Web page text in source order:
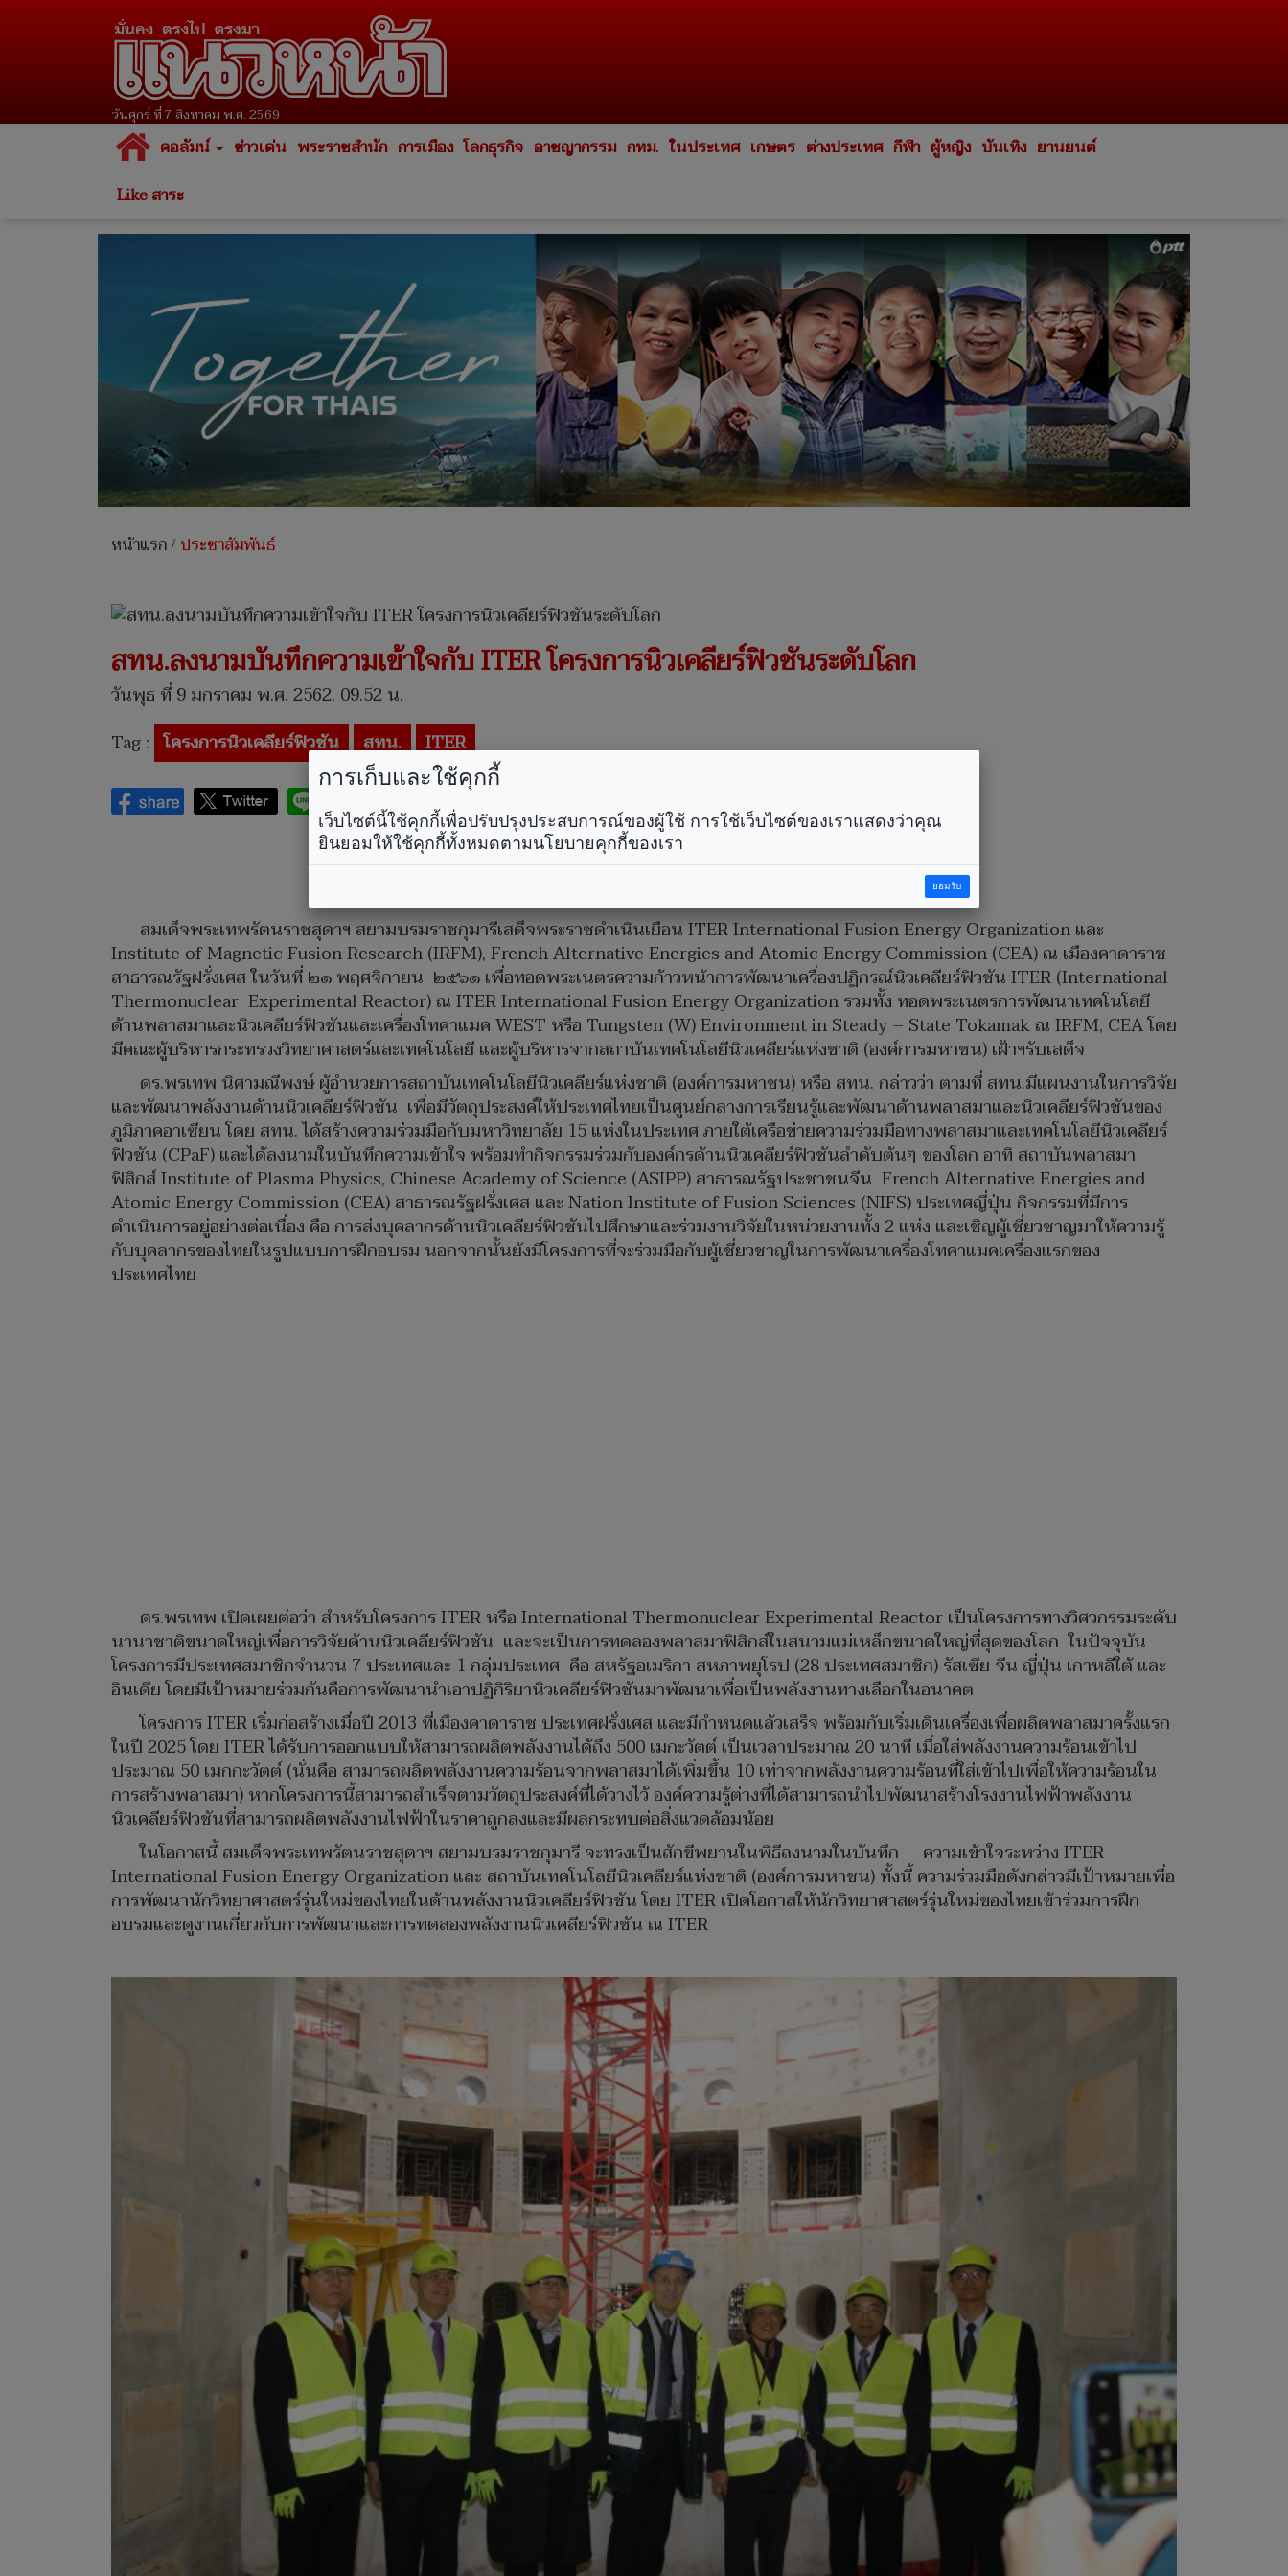
วันศุกร์ ที่ 7 สิงหาคม พ.ศ. 2569
คอลัมน์ ข่าวเด่น พระราชสำนัก การเมือง โลกธุรกิจ อาชญากรรม กทม. ในประเทศ เกษตร ต่างประเทศ กีฬา ผู้หญิง บันเทิง ยานยนต์
Like สาระ
หน้าแรก/ประชาสัมพันธ์
สทน.ลงนามบันทึกความเข้าใจกับ ITER โครงการนิวเคลียร์ฟิวชันระดับโลก
วันพุธ ที่ 9 มกราคม พ.ศ. 2562, 09.52 น.
Tag : โครงการนิวเคลียร์ฟิวชัน สทน. ITER
สทน.ลงนามบันทึกความเข้าใจกับ ITER โครงการนิวเคลียร์ฟิวชันระดับโลก
สมเด็จพระเทพรัตนราชสุดาฯ สยามบรมราชกุมารีเสด็จพระราชดำเนินเยือน ITER International Fusion Energy Organization และ
Institute of Magnetic Fusion Research (IRFM), French Alternative Energies and Atomic Energy Commission (CEA) ณ เมืองคาดาราช
สาธารณรัฐฝรั่งเศส ในวันที่ ๒๑ พฤศจิกายน ๒๕๖๑ เพื่อทอดพระเนตรความก้าวหน้าการพัฒนาเครื่องปฏิกรณ์นิวเคลียร์ฟิวชัน ITER (International
Thermonuclear Experimental Reactor) ณ ITER International Fusion Energy Organization รวมทั้ง ทอดพระเนตรการพัฒนาเทคโนโลยี
ด้านพลาสมาและนิวเคลียร์ฟิวชันและเครื่องโทคาแมค WEST หรือ Tungsten (W) Environment in Steady – State Tokamak ณ IRFM, CEA โดย
มีคณะผู้บริหารกระทรวงวิทยาศาสตร์และเทคโนโลยี และผู้บริหารจากสถาบันเทคโนโลยีนิวเคลียร์แห่งชาติ (องค์การมหาชน) เฝ้าฯรับเสด็จ
ดร.พรเทพ นิศามณีพงษ์ ผู้อำนวยการสถาบันเทคโนโลยีนิวเคลียร์แห่งชาติ (องค์การมหาชน) หรือ สทน. กล่าวว่า ตามที่ สทน.มีแผนงานในการวิจัย
และพัฒนาพลังงานด้านนิวเคลียร์ฟิวชัน เพื่อมีวัตถุประสงค์ให้ประเทศไทยเป็นศูนย์กลางการเรียนรู้และพัฒนาด้านพลาสมาและนิวเคลียร์ฟิวชันของ
ภูมิภาคอาเซียน โดย สทน. ได้สร้างความร่วมมือกับมหาวิทยาลัย 15 แห่งในประเทศ ภายใต้เครือข่ายความร่วมมือทางพลาสมาและเทคโนโลยีนิวเคลียร์
ฟิวชัน (CPaF) และได้ลงนามในบันทึกความเข้าใจ พร้อมทำกิจกรรมร่วมกับองค์กรด้านนิวเคลียร์ฟิวชันลำดับต้นๆ ของโลก อาทิ สถาบันพลาสมา
ฟิสิกส์ Institute of Plasma Physics, Chinese Academy of Science (ASIPP) สาธารณรัฐประชาชนจีน French Alternative Energies and
Atomic Energy Commission (CEA) สาธารณรัฐฝรั่งเศส และ Nation Institute of Fusion Sciences (NIFS) ประเทศญี่ปุ่น กิจกรรมที่มีการ
ดำเนินการอยู่อย่างต่อเนื่อง คือ การส่งบุคลากรด้านนิวเคลียร์ฟิวชันไปศึกษาและร่วมงานวิจัยในหน่วยงานทั้ง 2 แห่ง และเชิญผู้เชี่ยวชาญมาให้ความรู้
กับบุคลากรของไทยในรูปแบบการฝึกอบรม นอกจากนั้นยังมีโครงการที่จะร่วมมือกับผู้เชี่ยวชาญในการพัฒนาเครื่องโทคาแมคเครื่องแรกของ
ประเทศไทย
ดร.พรเทพ เปิดเผยต่อว่า สำหรับโครงการ ITER หรือ International Thermonuclear Experimental Reactor เป็นโครงการทางวิศวกรรมระดับ
นานาชาติขนาดใหญ่เพื่อการวิจัยด้านนิวเคลียร์ฟิวชัน และจะเป็นการทดลองพลาสมาฟิสิกส์ในสนามแม่เหล็กขนาดใหญ่ที่สุดของโลก ในปัจจุบัน
โครงการมีประเทศสมาชิกจำนวน 7 ประเทศและ 1 กลุ่มประเทศ คือ สหรัฐอเมริกา สหภาพยุโรป (28 ประเทศสมาชิก) รัสเซีย จีน ญี่ปุ่น เกาหลีใต้ และ
อินเดีย โดยมีเป้าหมายร่วมกันคือการพัฒนานำเอาปฏิกิริยานิวเคลียร์ฟิวชันมาพัฒนาเพื่อเป็นพลังงานทางเลือกในอนาคต
โครงการ ITER เริ่มก่อสร้างเมื่อปี 2013 ที่เมืองคาดาราช ประเทศฝรั่งเศส และมีกำหนดแล้วเสร็จ พร้อมกับเริ่มเดินเครื่องเพื่อผลิตพลาสมาครั้งแรก
ในปี 2025 โดย ITER ได้รับการออกแบบให้สามารถผลิตพลังงานได้ถึง 500 เมกะวัตต์ เป็นเวลาประมาณ 20 นาที เมื่อใส่พลังงานความร้อนเข้าไป
ประมาณ 50 เมกกะวัตต์ (นั่นคือ สามารถผลิตพลังงานความร้อนจากพลาสมาได้เพิ่มขึ้น 10 เท่าจากพลังงานความร้อนที่ใส่เข้าไปเพื่อให้ความร้อนใน
การสร้างพลาสมา) หากโครงการนี้สามารถสำเร็จตามวัตถุประสงค์ที่ได้วางไว้ องค์ความรู้ต่างที่ได้สามารถนำไปพัฒนาสร้างโรงงานไฟฟ้าพลังงาน
นิวเคลียร์ฟิวชันที่สามารถผลิตพลังงานไฟฟ้าในราคาถูกลงและมีผลกระทบต่อสิ่งแวดล้อมน้อย
ในโอกาสนี้ สมเด็จพระเทพรัตนราชสุดาฯ สยามบรมราชกุมารี จะทรงเป็นสักขีพยานในพิธีลงนามในบันทึก ความเข้าใจระหว่าง ITER
International Fusion Energy Organization และ สถาบันเทคโนโลยีนิวเคลียร์แห่งชาติ (องค์การมหาชน) ทั้งนี้ ความร่วมมือดังกล่าวมีเป้าหมายเพื่อ
การพัฒนานักวิทยาศาสตร์รุ่นใหม่ของไทยในด้านพลังงานนิวเคลียร์ฟิวชัน โดย ITER เปิดโอกาสให้นักวิทยาศาสตร์รุ่นใหม่ของไทยเข้าร่วมการฝึก
อบรมและดูงานเกี่ยวกับการพัฒนาและการทดลองพลังงานนิวเคลียร์ฟิวชัน ณ ITER
การเก็บและใช้คุกกี้
เว็บไซต์นี้ใช้คุกกี้เพื่อปรับปรุงประสบการณ์ของผู้ใช้ การใช้เว็บไซต์ของเราแสดงว่าคุณ
ยินยอมให้ใช้คุกกี้ทั้งหมดตามนโยบายคุกกี้ของเรา
ยอมรับ